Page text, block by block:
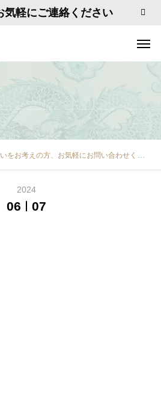
気軽にご連絡ください
をお考えの方、お気軽にお問い合わせください
2024
06 07